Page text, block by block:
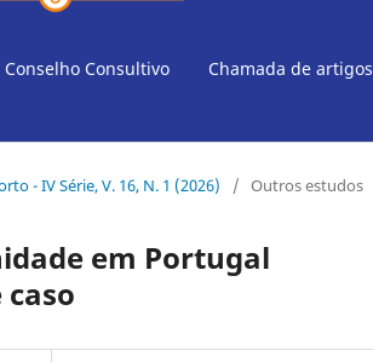
Conselho Consultivo Chamada de artigos
- IV Série, V. 16, N. 1 (2026)
/ Outros estudos
em Portugal